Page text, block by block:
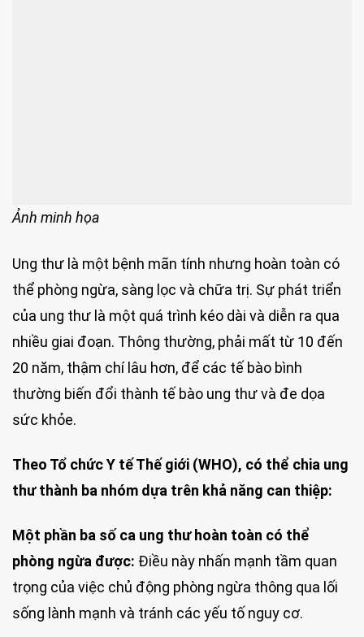
Ảnh minh họa
Ung thư là một bệnh mãn tính nhưng hoàn toàn có
thể phòng ngừa, sàng lọc và chữa trị. Sự phát triển
của ung thư là một quá trình kéo dài và diễn ra qua
nhiều giai đoạn. Thông thường, phải mất từ 10 đến
20 năm, thậm chí lâu hơn, để các tế bào bình
thường biến đổi thành tế bào ung thư và đe dọa
sức khỏe.
Theo Tổ chức Y tế Thế giới (WHO), có thể chia ung
thư thành ba nhóm dựa trên khả năng can thiệp:
Một phần ba số ca ung thư hoàn toàn có thể
phòng ngừa được: Điều này nhấn mạnh tầm quan
trọng của việc chủ động phòng ngừa thông qua lối
sống lành mạnh và tránh các yếu tố nguy cơ.